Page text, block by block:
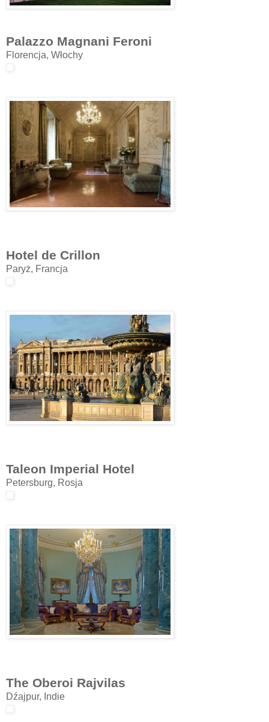
Palazzo Magnani Feroni
Florencja, Włochy
Hotel de Crillon
Paryż, Francja
Taleon Imperial Hotel
Petersburg, Rosja
The Oberoi Rajvilas
Dźajpur, Indie